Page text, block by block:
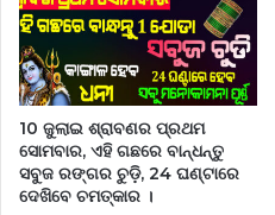
10 ଜୁଲାଇ ଶ୍ରାବଣର ପ୍ରଥମ
ସୋମବାର, ଏହି ଗଛରେ ବାନ୍ଧନ୍ତୁ
ସବୁଜ ରଙ୍ଗର ଚୁଡ଼ି, 24 ଘଣ୍ଟାରେ
ଦେଖିବେ ଚମତ୍କାର ।